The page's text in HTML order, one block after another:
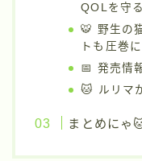
QOLを守
🐯 野生の
トも圧巻に
📅 発売情
🐱 ルリマ
まとめにゃ